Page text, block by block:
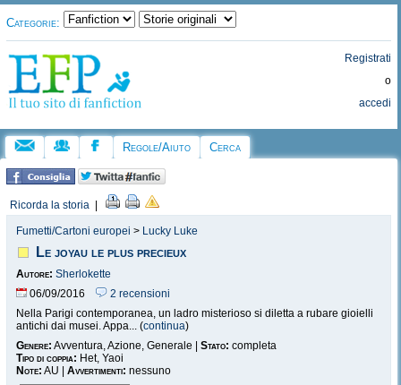
Categorie:
Registrati
o
accedi
Regole/Aiuto Cerca
Ricorda la storia
Fumetti/Cartoni europei > Lucky Luke
Le joyau le plus precieux
Autore: Sherlokette
06/09/2016
2 recensioni
Nella Parigi contemporanea, un ladro misterioso si diletta a rubare gioielli
antichi dai musei. Appa... (continua)
Genere: Avventura, Azione, Generale | Stato: completa
Tipo di coppia: Het, Yaoi
Note: AU | Avvertimenti: nessuno